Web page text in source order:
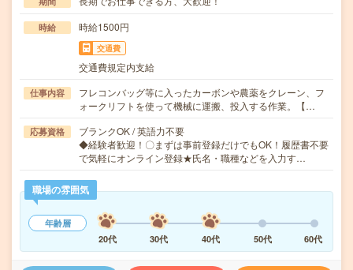
時給 時給1500円
交通費
交通費規定内支給
仕事内容
フレコンバッグ等に入ったカーボンや農薬をクレーン、フ
ォークリフトを使って機械に運搬、投入する作業。【…
応募資格
ブランクOK / 英語力不要
◆経験者歓迎！〇まずは事前登録だけでもOK！履歴書不要
で気軽にオンライン登録★氏名・職種などを入力す…
職場の雰囲気
年齢層
20代
30代 40代 50代 60代